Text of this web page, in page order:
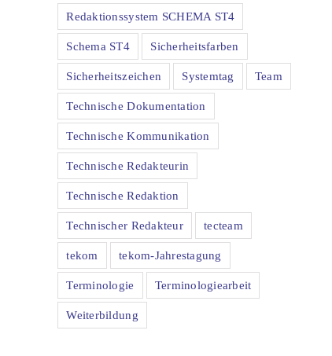
Redaktionssystem SCHEMA ST4
Schema ST4 Sicherheitsfarben
Sicherheitszeichen Systemtag Team
Technische Dokumentation
Technische Kommunikation
Technische Redakteurin
Technische Redaktion
Technischer Redakteur tecteam
tekom tekom-Jahrestagung
Terminologie Terminologiearbeit
Weiterbildung